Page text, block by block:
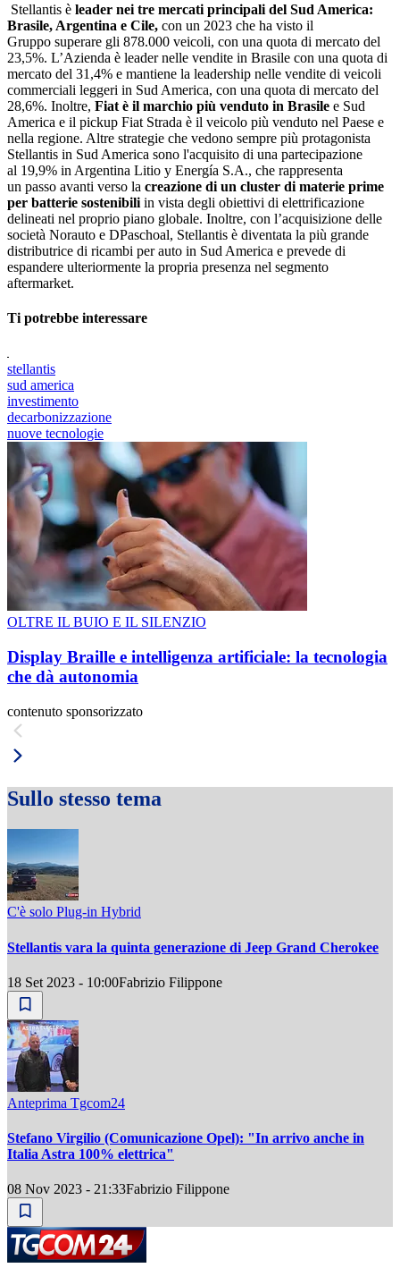
Stellantis è leader nei tre mercati principali del Sud America:
Brasile, Argentina e Cile, con un 2023 che ha visto il
Gruppo superare gli 878.000 veicoli, con una quota di mercato del
23,5%. L’Azienda è leader nelle vendite in Brasile con una quota di
mercato del 31,4% e mantiene la leadership nelle vendite di veicoli
commerciali leggeri in Sud America, con una quota di mercato del
28,6%. Inoltre, Fiat è il marchio più venduto in Brasile e Sud
America e il pickup Fiat Strada è il veicolo più venduto nel Paese e
nella regione. Altre strategie che vedono sempre più protagonista
Stellantis in Sud America sono l'acquisito di una partecipazione
al 19,9% in Argentina Litio y Energía S.A., che rappresenta
un passo avanti verso la creazione di un cluster di materie prime
per batterie sostenibili in vista degli obiettivi di elettrificazione
delineati nel proprio piano globale. Inoltre, con l’acquisizione delle
società Norauto e DPaschoal, Stellantis è diventata la più grande
distributrice di ricambi per auto in Sud America e prevede di
espandere ulteriormente la propria presenza nel segmento
aftermarket.
Ti potrebbe interessare
stellantis
sud america
investimento
decarbonizzazione
nuove tecnologie
OLTRE IL BUIO E IL SILENZIO
Display Braille e intelligenza artificiale: la tecnologia
che dà autonomia
contenuto sponsorizzato
Sullo stesso tema
C'è solo Plug-in Hybrid
Stellantis vara la quinta generazione di Jeep Grand Cherokee
18 Set 2023 - 10:00Fabrizio Filippone
Anteprima Tgcom24
Stefano Virgilio (Comunicazione Opel): "In arrivo anche in
Italia Astra 100% elettrica"
08 Nov 2023 - 21:33Fabrizio Filippone